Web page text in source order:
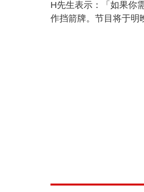
H先生表示：「如果你
作挡箭牌。节目将于明